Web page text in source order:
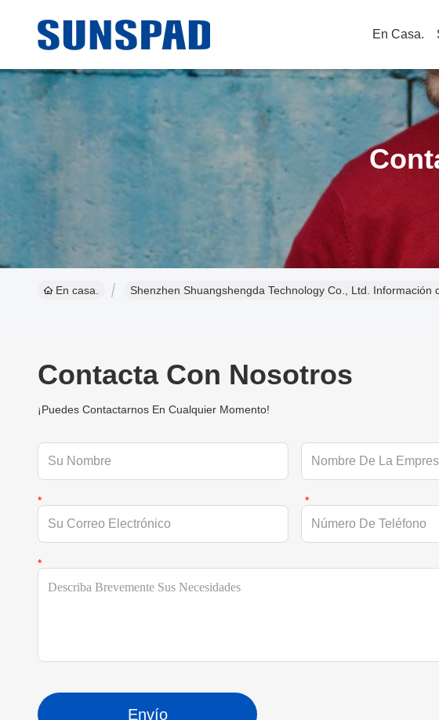
En Casa.
En casa. Shenzhen Shuangshengda Technology Co., Ltd. Información
Contacta Con Nosotros
¡Puedes Contactarnos En Cualquier Momento!
Envío